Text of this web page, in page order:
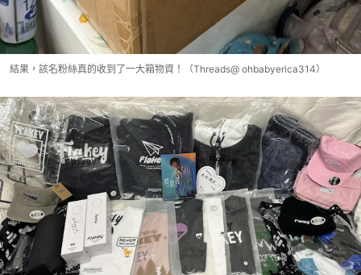
結果，該名粉絲真的收到了一大箱物資！（Threads@ ohbabyerica314）